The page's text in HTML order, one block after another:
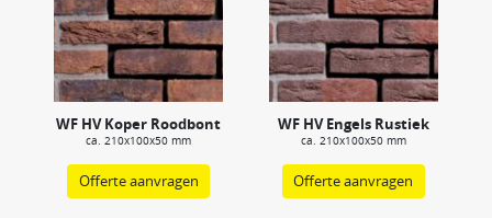
WF HV Koper Roodbont
ca. 210x100x50 mm
Offerte aanvragen
WF HV Engels Rustiek
ca. 210x100x50 mm
Offerte aanvragen